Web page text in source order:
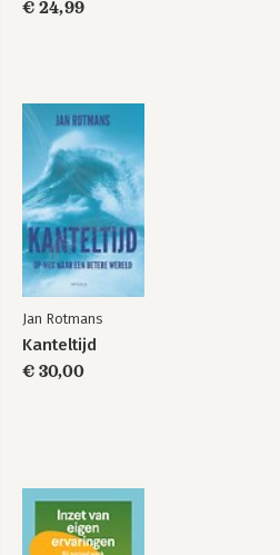
€ 24,99
Jan Rotmans
Kanteltijd
€ 30,00